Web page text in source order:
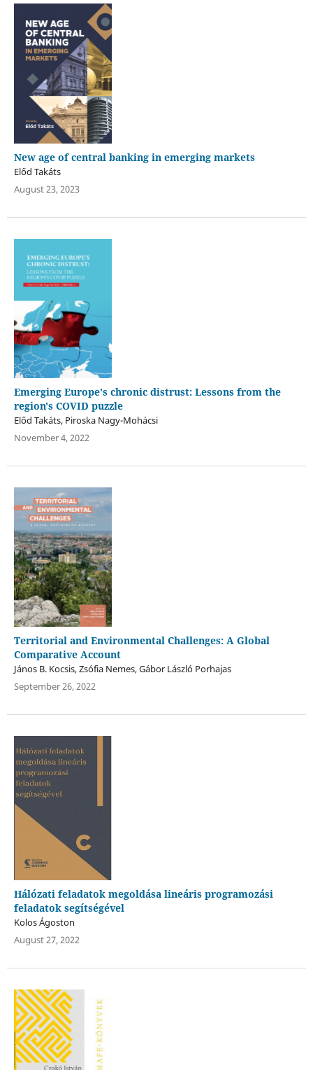
New age of central banking in emerging markets
Előd Takáts
August 23, 2023
Emerging Europe's chronic distrust: Lessons from the
region's COVID puzzle
Előd Takáts, Piroska Nagy-Mohácsi
November 4, 2022
Territorial and Environmental Challenges: A Global
Comparative Account
János B. Kocsis, Zsófia Nemes, Gábor László Porhajas
September 26, 2022
Hálózati feladatok megoldása lineáris programozási
feladatok segítségével
Kolos Ágoston
August 27, 2022